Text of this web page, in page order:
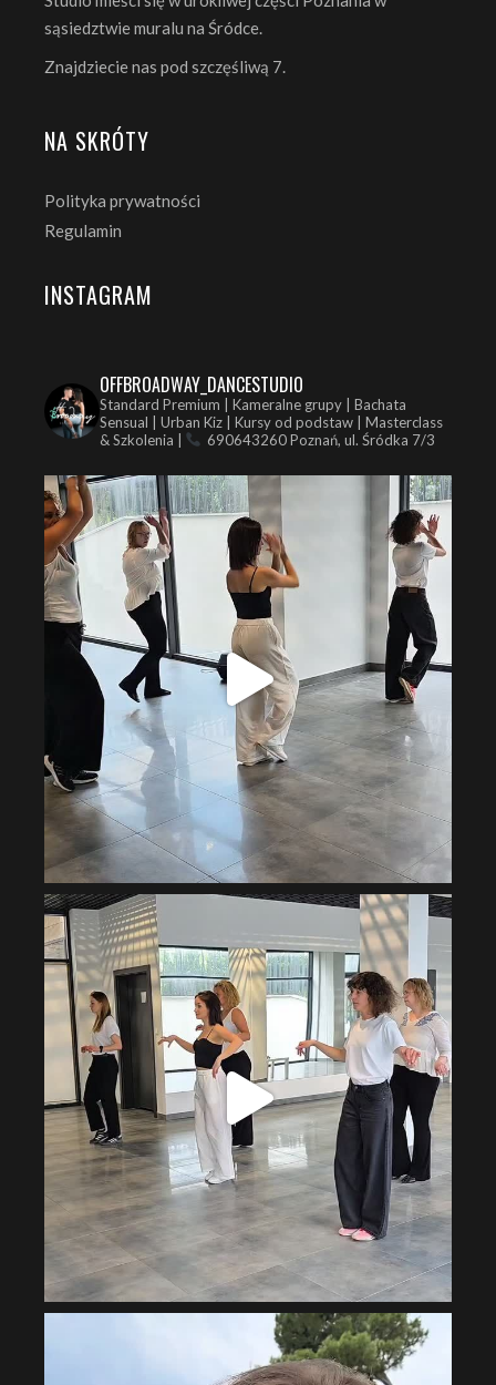
sąsiedztwie muralu na Śródce.
Znajdziecie nas pod szczęśliwą 7.
NA SKRÓTY
Polityka prywatności
Regulamin
INSTAGRAM
OFFBROADWAY_DANCESTUDIO
Standard Premium | Kameralne grupy | Bachata
Sensual | Urban Kiz | Kursy od podstaw | Masterclass
& Szkolenia |
690643260Poznań, ul. Śródka 7/3